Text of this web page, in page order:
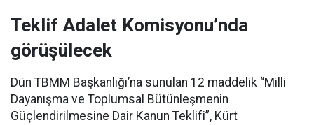
Teklif Adalet Komisyonu’nda
görüşülecek
Dün TBMM Başkanlığı’na sunulan 12 maddelik “Milli
Dayanışma ve Toplumsal Bütünleşmenin
Güçlendirilmesine Dair Kanun Teklifi”, Kürt